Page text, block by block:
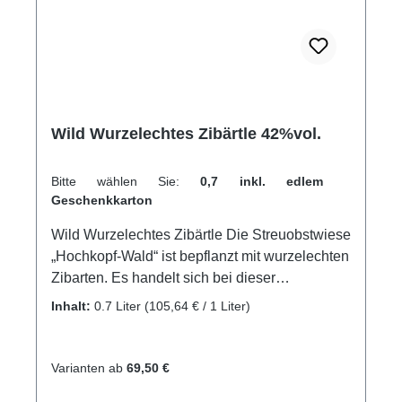
Wild Wurzelechtes Zibärtle 42%vol.
Bitte wählen Sie: 0,7 inkl. edlem
Geschenkkarton
Wild Wurzelechtes Zibärtle Die Streuobstwiese
„Hochkopf-Wald“ ist bepflanzt mit wurzelechten
Zibarten. Es handelt sich bei dieser
besonderen Anlage um das Juwel unserer
befindet sich mitten im Wald, am letzten und
Inhalt: 0.7 Liter (105,64 € / 1 Liter)
Varianten ab 69,50 €